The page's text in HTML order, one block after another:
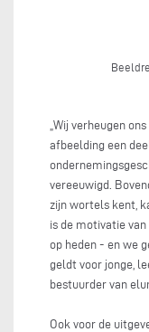
„Wij verheugen
afbeelding een
vereeuwigd.
zijn wortels kent,
is de motivatie
op heden - en we
geldt voor jonge,
bestuurder van
Ook voor de